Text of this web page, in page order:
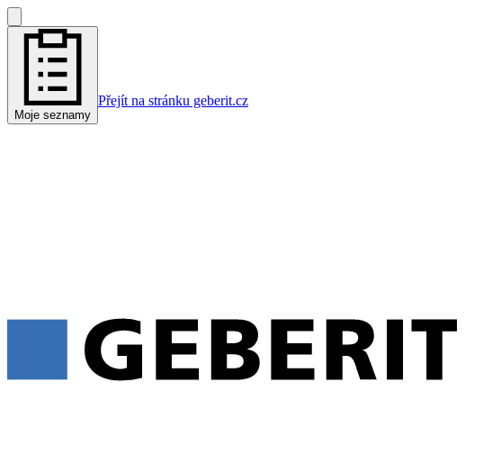
Moje seznamy
Přejít na stránku geberit.cz